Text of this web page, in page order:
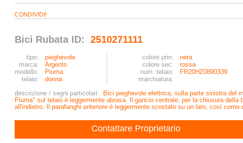
CONDIVIDI!
Bici Rubata ID: 2510271111
tipo: pieghevole colore prin: nera
marca:
Argento colore sec: rossa
modello:
Piuma num. telaio: FR20HZ0890339
telaio:
donna
marchiatura:
descrizione / segni particolari:
Bici pieghevole elettrica, sulla parte sinistra del
Piuma" sul telaio è leggermente abrasa. Il gancio centrale, per la chiusura
all'indietro. Il parafanghi anteriore è leggermente scostato su un lato, così
Contattare Proprietario